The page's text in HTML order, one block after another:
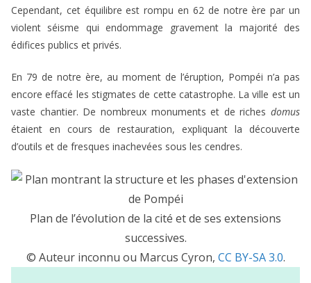
Cependant, cet équilibre est rompu en 62 de notre ère par un
violent séisme qui endommage gravement la majorité des
édifices publics et privés.
En 79 de notre ère, au moment de l’éruption, Pompéi n’a pas
encore effacé les stigmates de cette catastrophe. La ville est un
vaste chantier. De nombreux monuments et de riches domus
étaient en cours de restauration, expliquant la découverte
d’outils et de fresques inachevées sous les cendres.
Plan de l’évolution de la cité et de ses extensions
successives.
© Auteur inconnu ou Marcus Cyron, CC BY-SA 3.0.